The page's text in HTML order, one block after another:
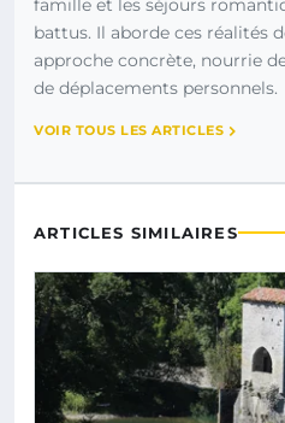
famille et les séjours
battus. Il aborde ces réalités
approche concrète, nourrie
de déplacements personnels.
VOIR TOUS LES ARTICLES
ARTICLES SIMILAIRES